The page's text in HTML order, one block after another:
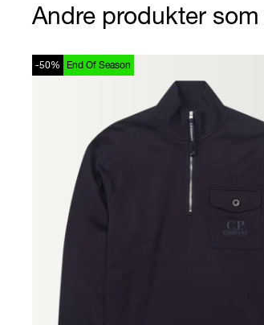
Andre produkter
-50% End Of Season